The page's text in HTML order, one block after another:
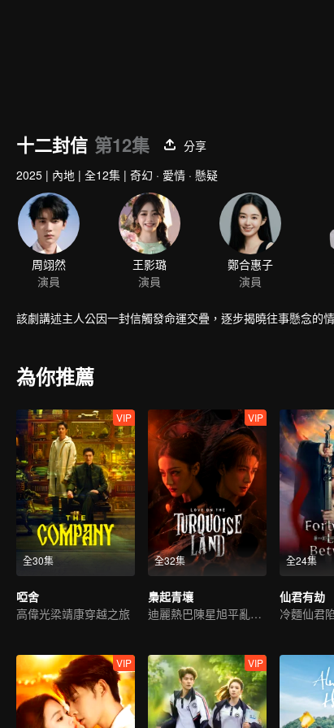
十二封信 第12集
分享
2025 | 內地 | 全12集 | 奇幻 · 愛情 · 懸疑
周翊然
演員
該劇講述主人公因一封信觸發命運交疊，逐步揭曉往事懸念的
為你推薦
全30集
VIP
啞舍
高偉光梁靖康穿越之旅
全32集
VIP
梟起青壤
迪麗熱巴陳星旭平亂安世
全24集
仙君有劫
VIP VIP